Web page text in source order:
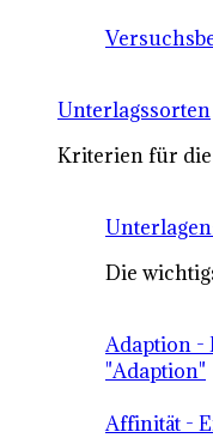
Unterlagssorten
Kriterien für
Die
Adaption -
"Adaption"
Affinität -